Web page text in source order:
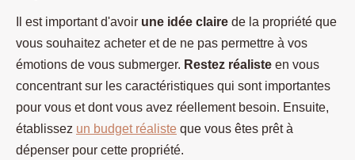
Il est important d'avoir une idée claire de la propriété que
vous souhaitez acheter et de ne pas permettre à vos
émotions de vous submerger. Restez réaliste en vous
concentrant sur les caractéristiques qui sont importantes
pour vous et dont vous avez réellement besoin. Ensuite,
établissez un budget réaliste que vous êtes prêt à
dépenser pour cette propriété.